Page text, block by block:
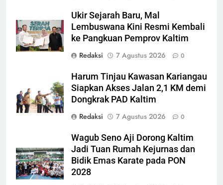
Ukir Sejarah Baru, Mal
Lembuswana Kini Resmi Kembali
ke Pangkuan Pemprov Kaltim
Redaksi
7 Agustus 2026 0
Harum Tinjau Kawasan Kariangau
Siapkan Akses Jalan 2,1 KM demi
Dongkrak PAD Kaltim
Redaksi
7 Agustus 2026 0
Wagub Seno Aji Dorong Kaltim
Jadi Tuan Rumah Kejurnas dan
Bidik Emas Karate pada PON
2028